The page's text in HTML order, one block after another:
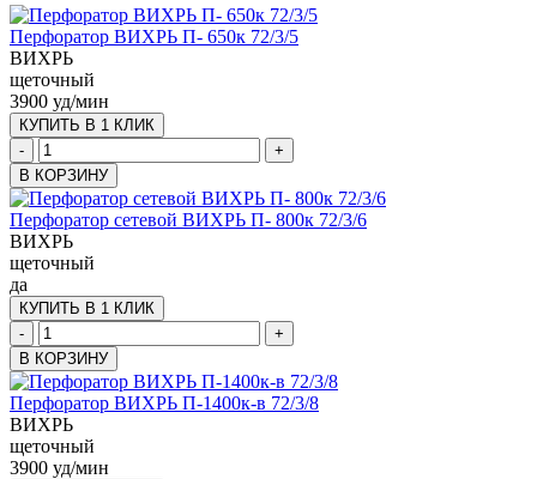
Перфоратор ВИХРЬ П- 650к 72/3/5
ВИХРЬ
щеточный
3900 уд/мин
КУПИТЬ В 1 КЛИК
-
+
В КОРЗИНУ
Перфоратор сетевой ВИХРЬ П- 800к 72/3/6
ВИХРЬ
щеточный
да
КУПИТЬ В 1 КЛИК
-
+
В КОРЗИНУ
Перфоратор ВИХРЬ П-1400к-в 72/3/8
ВИХРЬ
щеточный
3900 уд/мин